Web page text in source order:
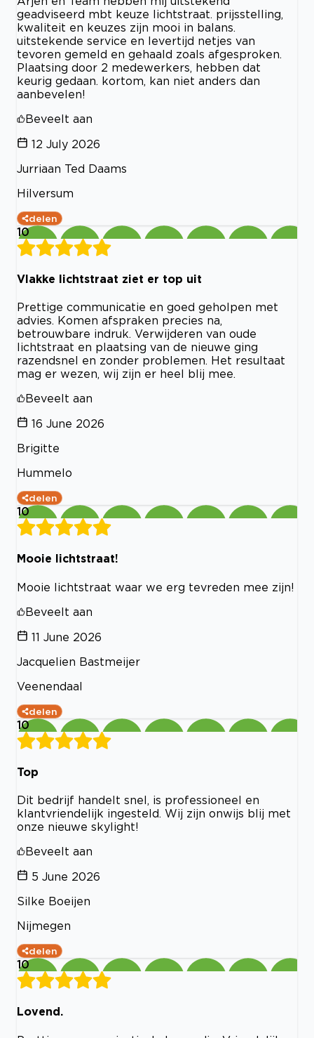
geadviseerd mbt keuze lichtstraat. prijsstelling,
kwaliteit en keuzes zijn mooi in balans.
uitstekende service en levertijd netjes van
tevoren gemeld en gehaald zoals afgesproken.
Plaatsing door 2 medewerkers, hebben dat
keurig gedaan. kortom, kan niet anders dan
aanbevelen!
Beveelt aan
12 July 2026
Jurriaan Ted Daams
Hilversum
delen
10
Vlakke lichtstraat ziet er top uit
Prettige communicatie en goed geholpen met
advies. Komen afspraken precies na,
betrouwbare indruk. Verwijderen van oude
lichtstraat en plaatsing van de nieuwe ging
razendsnel en zonder problemen. Het resultaat
mag er wezen, wij zijn er heel blij mee.
Beveelt aan
16 June 2026
Brigitte
Hummelo
delen
10
Mooie lichtstraat!
Mooie lichtstraat waar we erg tevreden mee zijn!
Beveelt aan
11 June 2026
Jacquelien Bastmeijer
Veenendaal
delen
10
Top
Dit bedrijf handelt snel, is professioneel en
klantvriendelijk ingesteld. Wij zijn onwijs blij met
onze nieuwe skylight!
Beveelt aan
5 June 2026
Silke Boeijen
Nijmegen
delen
10
Lovend.